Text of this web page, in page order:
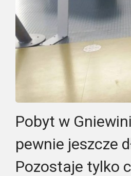
Pobyt w
pewnie jeszcze
Pozostaje tylko